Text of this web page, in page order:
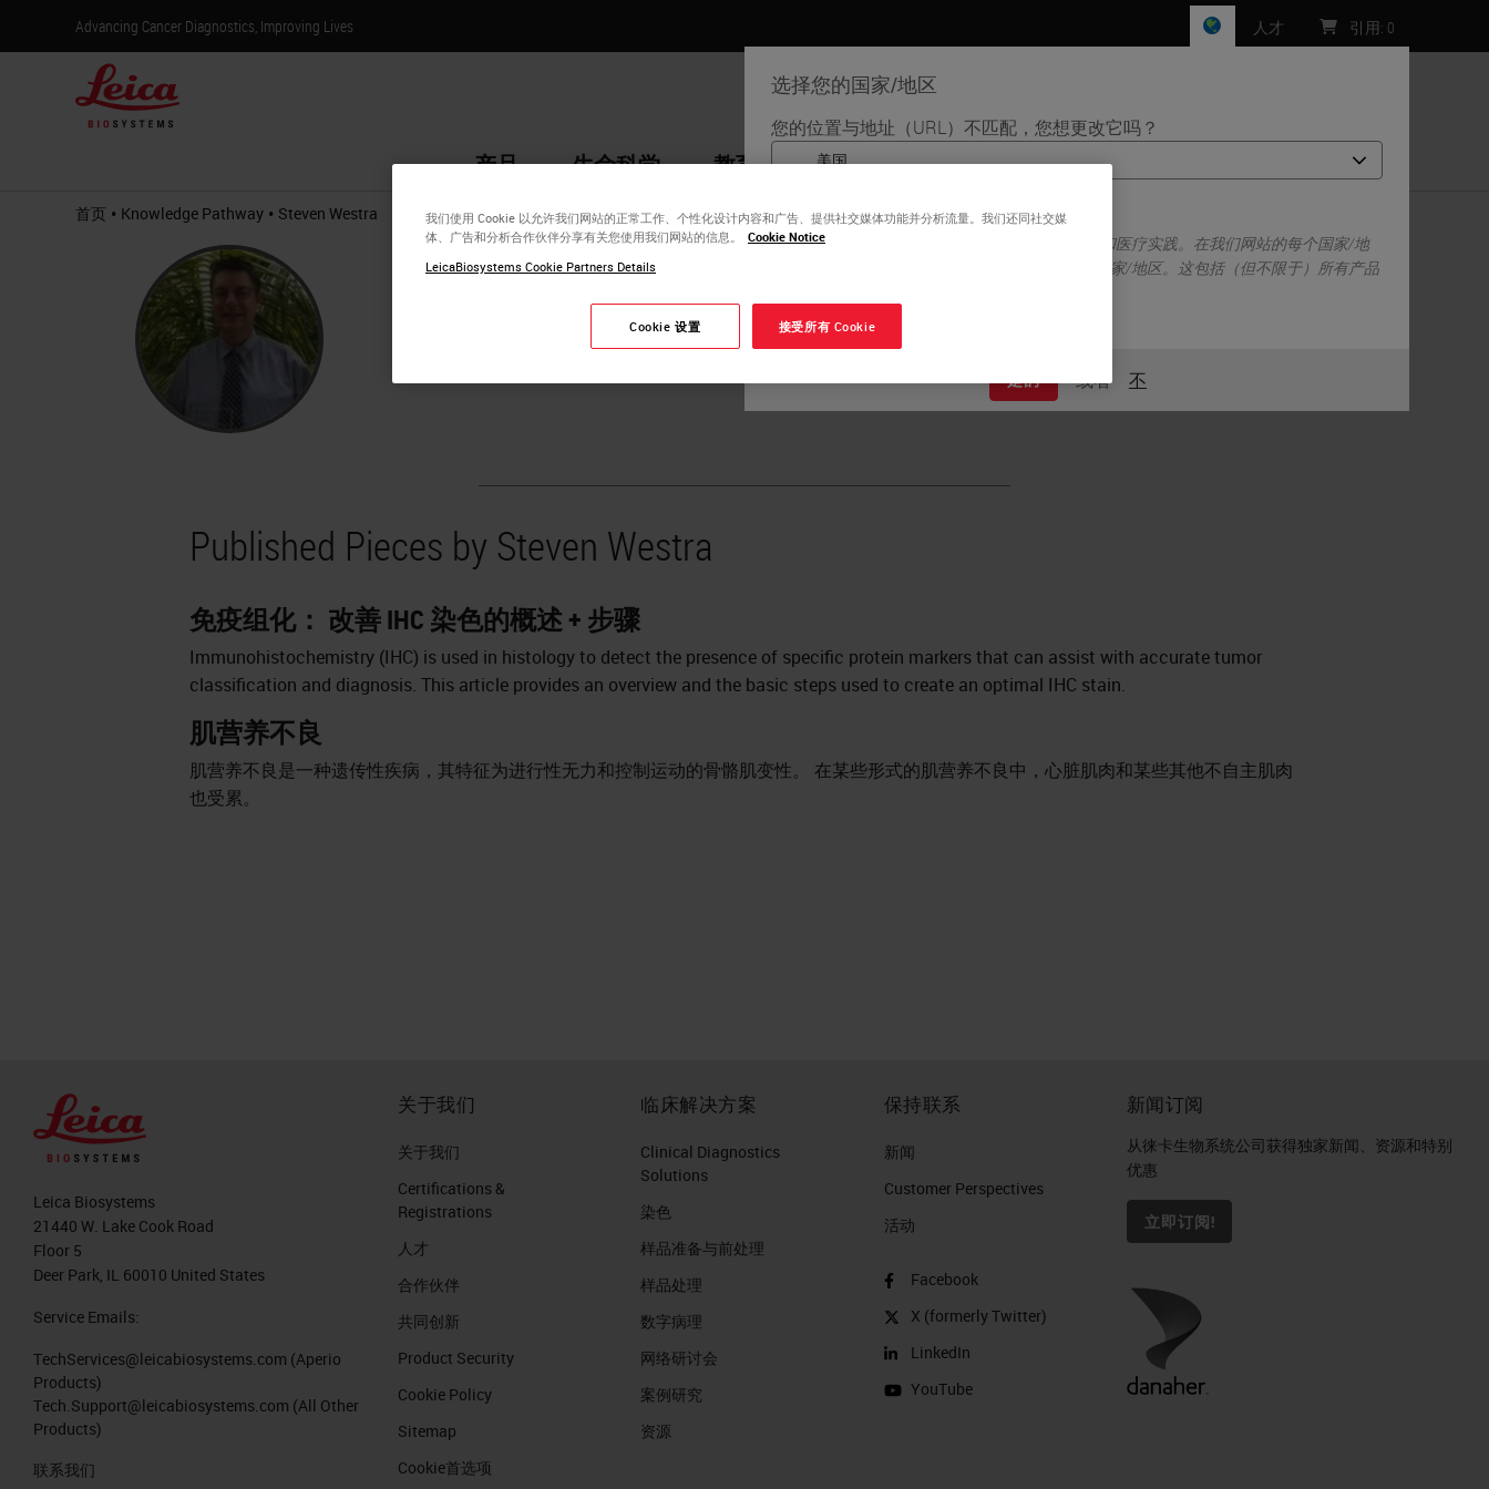
Advancing Cancer Diagnostics, Improving Lives
选择您的国家/地区
您的位置与地址（URL）不匹配，您想更改它吗？
每个国家/地区可能有自己的一套监管要求和医疗实践。在我们网站的每个国家/地
区版本中找到的信息特定于并仅适用于该国家/地区。这包括（但不限于）所有产品
是的 或者 不
人才 引用: 0
产品 生命科学 教育 支持 联系我们
首页 • Knowledge Pathway • Steven Westra
Steven Westra
Steven Westra is a renowned antibody staining consultant with over ten years of experience in the immunohistochemistry
Published Pieces by Steven Westra
免疫组化： 改善 IHC 染色的概述 + 步骤
Immunohistochemistry (IHC) is used in histology to detect the presence of specific protein markers that can assist with accurate tumor
classification and diagnosis. This article provides an overview and the basic steps used to create an optimal IHC stain.
肌营养不良
肌营养不良是一种遗传性疾病，其特征为进行性无力和控制运动的骨骼肌变性。 在某些形式的肌营养不良中，心脏肌肉和某些其他不自主肌肉
也受累。
Leica Biosystems
21440 W. Lake Cook Road
Floor 5
Deer Park, IL 60010 United States
Service Emails:
TechServices@leicabiosystems.com (Aperio
Products)
Tech.Support@leicabiosystems.com (All Other
Products)
联系我们
关于我们
关于我们
Certifications &
Registrations
人才
合作伙伴
共同创新
Product Security
Cookie Policy
Sitemap
Cookie首选项
临床解决方案
Clinical Diagnostics
Solutions
染色
样品准备与前处理
样品处理
数字病理
网络研讨会
案例研究
资源
保持联系
新闻
Customer Perspectives​
活动
Facebook
X (formerly Twitter)
LinkedIn
YouTube
新闻订阅
从徕卡生物系统公司获得独家新闻、资源和特别
优惠
立即订阅!
我们使用 Cookie 以允许我们网站的正常工作、个性化设计内容和广告、提供社交媒体功能并分析流量。我们还同社交媒
体、广告和分析合作伙伴分享有关您使用我们网站的信息。
Cookie Notice
LeicaBiosystems Cookie Partners Details
Cookie 设置 接受所有 Cookie